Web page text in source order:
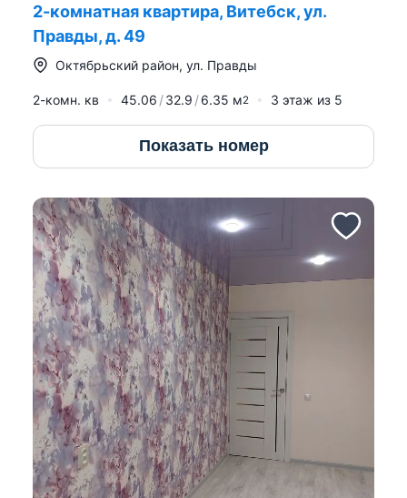
2-комнатная квартира, Витебск, ул.
Правды, д. 49
Октябрьский район, ул. Правды
2-комн. кв 45.06 32.9 6.35 м2 3 этаж из 5
Показать номер